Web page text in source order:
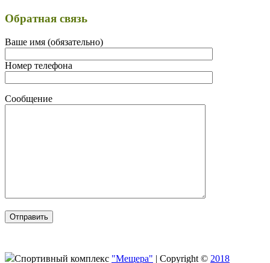
Обратная связь
Ваше имя (обязательно)
Номер телефона
Сообщение
Спортивный комплекс "Мещера" | Copyright © 2018